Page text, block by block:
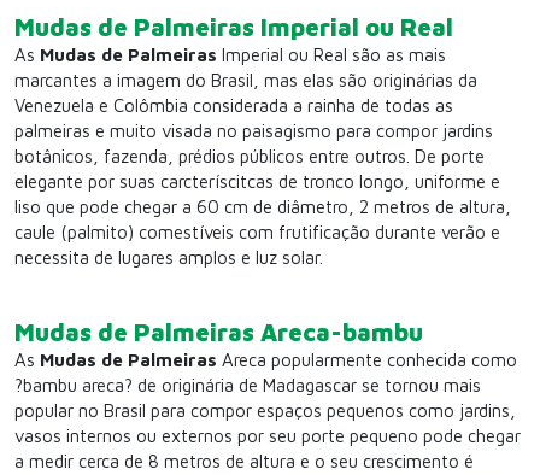
Mudas de Palmeiras Imperial ou Real
As Mudas de Palmeiras Imperial ou Real são as mais
marcantes a imagem do Brasil, mas elas são originárias da
Venezuela e Colômbia considerada a rainha de todas as
palmeiras e muito visada no paisagismo para compor jardins
botânicos, fazenda, prédios públicos entre outros. De porte
elegante por suas carcteríscitcas de tronco longo, uniforme e
liso que pode chegar a 60 cm de diâmetro, 2 metros de altura,
caule (palmito) comestíveis com frutificação durante verão e
necessita de lugares amplos e luz solar.
Mudas de Palmeiras Areca-bambu
As Mudas de Palmeiras Areca popularmente conhecida como
?bambu areca? de originária de Madagascar se tornou mais
popular no Brasil para compor espaços pequenos como jardins,
vasos internos ou externos por seu porte pequeno pode chegar
a medir cerca de 8 metros de altura e o seu crescimento é